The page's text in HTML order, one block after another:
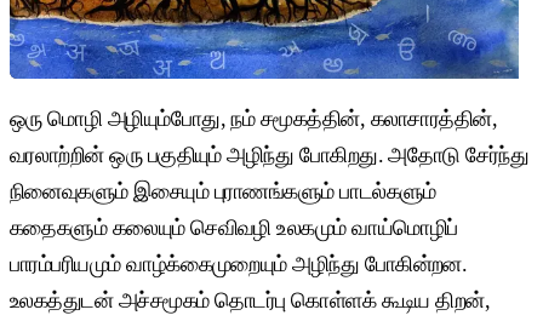
ஒரு மொழி அழியும்போது, நம் சமூகத்தின், கலாசாரத்தின்,
வரலாற்றின் ஒரு பகுதியும் அழிந்து போகிறது. அதோடு சேர்ந்து
நினைவுகளும் இசையும் புராணங்களும் பாடல்களும்
கதைகளும் கலையும் செவிவழி உலகமும் வாய்மொழிப்
பாரம்பரியமும் வாழ்க்கைமுறையும் அழிந்து போகின்றன.
உலகத்துடன் அச்சமூகம் தொடர்பு கொள்ளக் கூடிய திறன்,